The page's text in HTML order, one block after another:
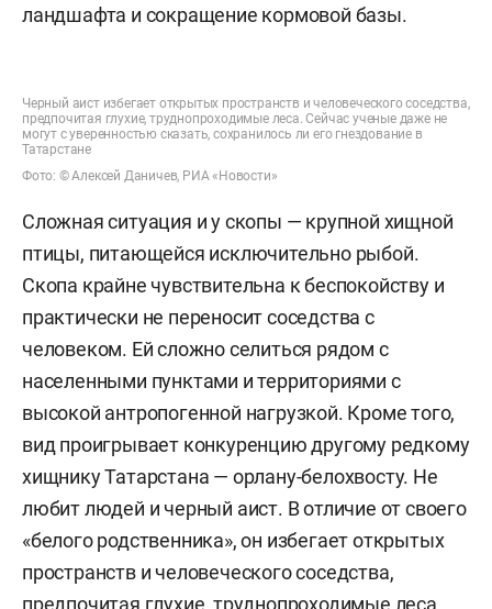
ландшафта и сокращение кормовой базы.
Черный аист избегает открытых пространств и человеческого соседства,
предпочитая глухие, труднопроходимые леса. Сейчас ученые даже не
могут с уверенностью сказать, сохранилось ли его гнездование в
Татарстане
Фото: © Алексей Даничев, РИА «Новости»
Сложная ситуация и у скопы — крупной хищной
птицы, питающейся исключительно рыбой.
Скопа крайне чувствительна к беспокойству и
практически не переносит соседства с
человеком. Ей сложно селиться рядом с
населенными пунктами и территориями с
высокой антропогенной нагрузкой. Кроме того,
вид проигрывает конкуренцию другому редкому
хищнику Татарстана — орлану-белохвосту. Не
любит людей и черный аист. В отличие от своего
«белого родственника», он избегает открытых
пространств и человеческого соседства,
предпочитая глухие, труднопроходимые леса.